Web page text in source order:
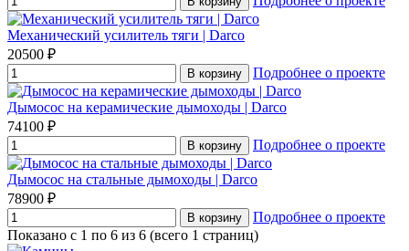
Механический усилитель тяги | Darco
20500 ₽
В корзину Подробнее о проекте
Дымосос на керамические дымоходы | Darco
74100 ₽
В корзину Подробнее о проекте
Дымосос на стальные дымоходы | Darco
78900 ₽
В корзину
Подробнее о проекте
Показано с 1 по 6 из 6 (всего 1 страниц)